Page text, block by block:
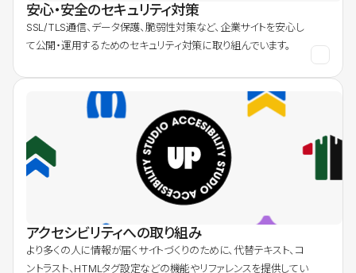
安心・安全のセキュリティ対策
SSL/TLS通信、データ保護、脆弱性対策など、企業サイトを安心し
て公開・運用するためのセキュリティ対策に取り組んでいます。
アクセシビリティへの取り組み
より多くの人に情報が届くサイトづくりのために、代替テキスト、コ
ントラスト、HTMLタグ設定などの機能やリファレンスを提供してい